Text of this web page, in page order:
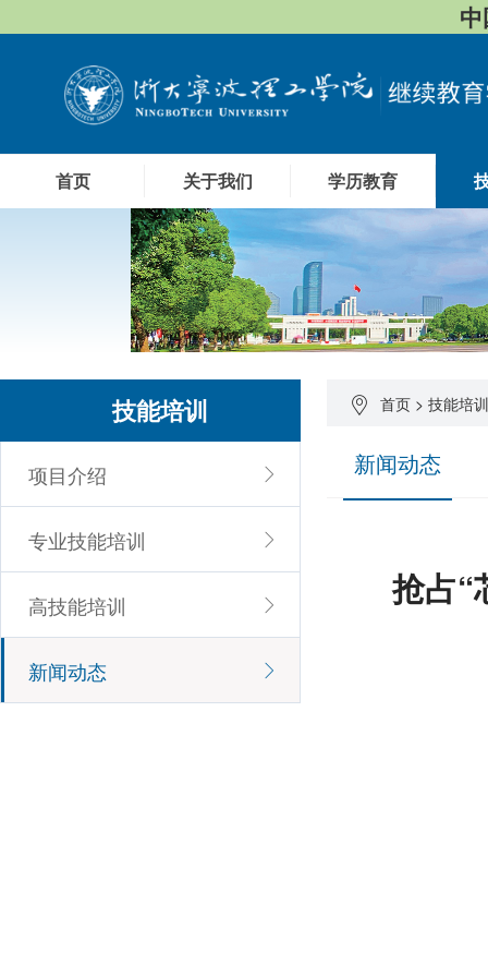
首页 关于我们 学历教育
首页 > 技能培训
新闻动态
抢占“
技能培训
项目介绍
专业技能培训
高技能培训
新闻动态